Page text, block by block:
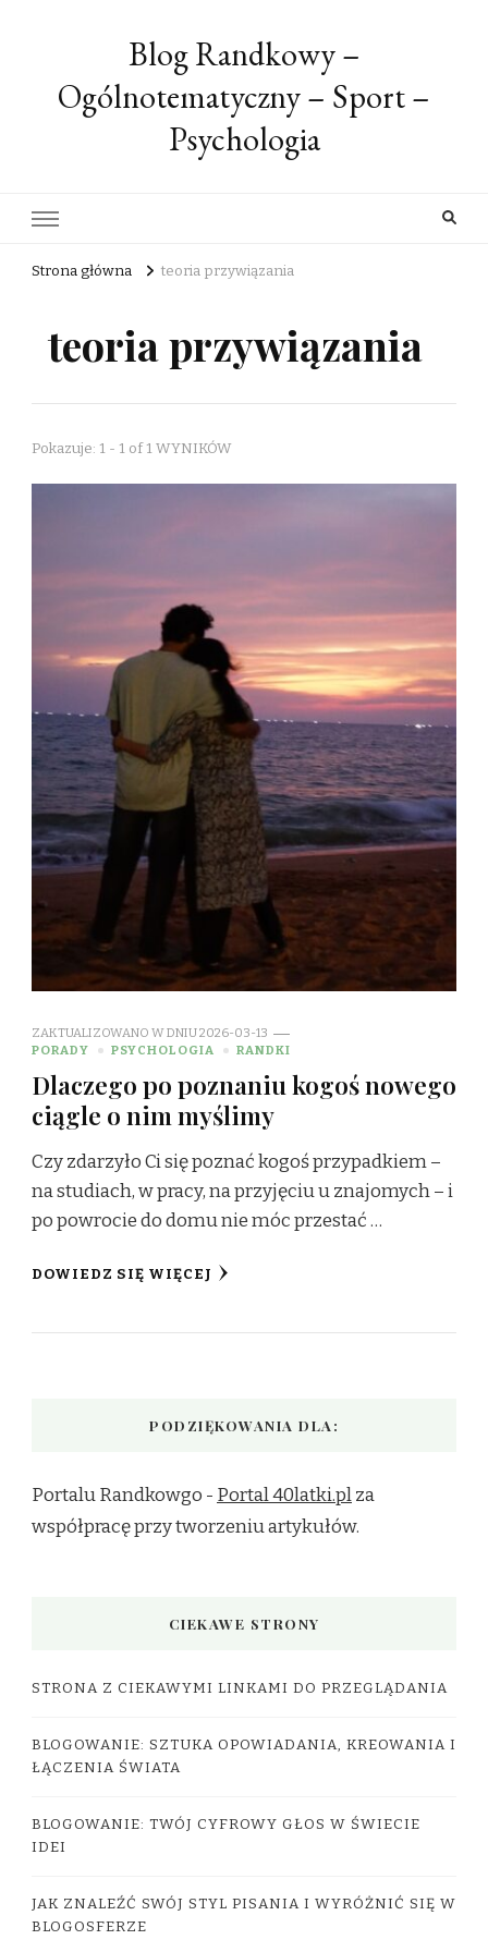
Blog Randkowy –
Ogólnotematyczny – Sport –
Psychologia
Strona główna teoria przywiązania
teoria przywiązania
Pokazuje: 1 - 1 of 1 WYNIKÓW
ZAKTUALIZOWANO W DNIU2026-03-13
PORADY
PSYCHOLOGIA RANDKI
Dlaczego po poznaniu kogoś nowego
ciągle o nim myślimy
Czy zdarzyło Ci się poznać kogoś przypadkiem –
na studiach, w pracy, na przyjęciu u znajomych – i
po powrocie do domu nie móc przestać …
DOWIEDZ SIĘ WIĘCEJ
PODZIĘKOWANIA DLA:
Portalu Randkowgo - Portal 40latki.plza
współpracę przy tworzeniu artykułów.
CIEKAWE STRONY
STRONA Z CIEKAWYMI LINKAMI DO PRZEGLĄDANIA
BLOGOWANIE: SZTUKA OPOWIADANIA, KREOWANIA I
ŁĄCZENIA ŚWIATA
BLOGOWANIE: TWÓJ CYFROWY GŁOS W ŚWIECIE
IDEI
JAK ZNALEŹĆ SWÓJ STYL PISANIA I WYRÓŻNIĆ SIĘ W
BLOGOSFERZE